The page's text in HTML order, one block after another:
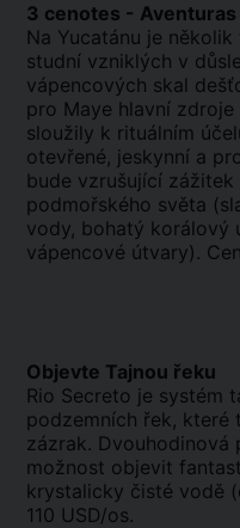
3 cenotes - Aventuras
Na Yucatánu je
studní vzniklých v
vápencových skal
pro Maye hlavní
sloužily k rituálním
otevřené, jeskynní a
bude vzrušující
podmořského světa
vody, bohatý korálový
vápencové útvary).
Objevte Tajnou řeku
Rio Secreto je systém
podzemních řek, které
zázrak. Dvouhodinová
možnost objevit
krystalicky čisté vodě
110 USD/os.